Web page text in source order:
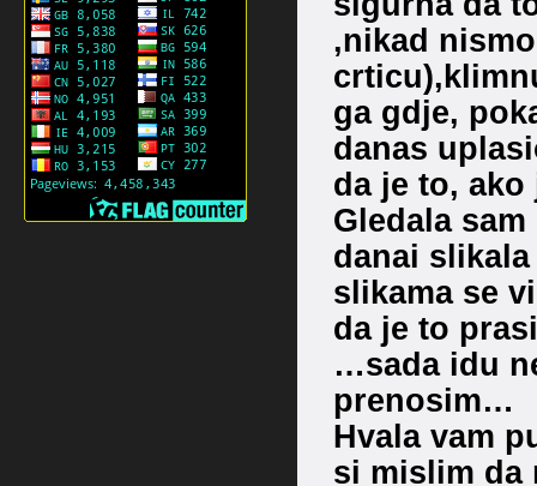
,nikad
ga gdje,
danas
da je to,
Gledala
danai
slikama se
da je to
…sada idu
prenosim…
Hvala vam
si mislim da